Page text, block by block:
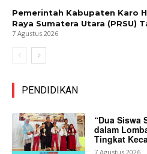
Pemerintah Kabupaten Karo
Raya Sumatera Utara (PRSU)
7 Agustus 2026
PENDIDIKAN
“Dua Siswa
dalam
Tingkat
7 Agustus 2026